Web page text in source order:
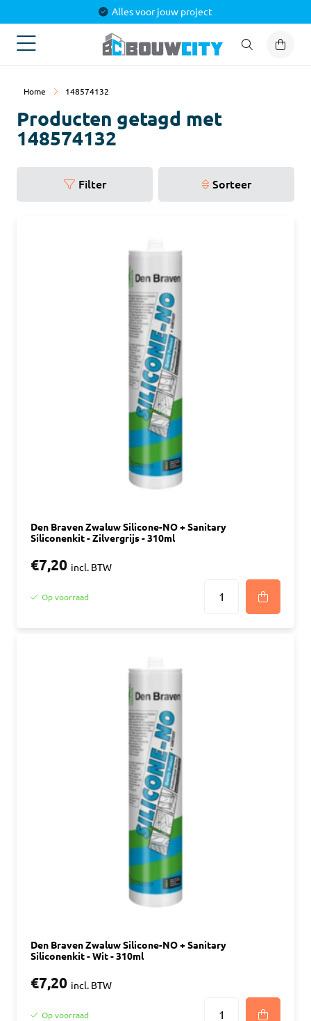
Alles voor jouw project
Home 148574132
Producten getagd met
148574132
Filter Sorteer
Den Braven Zwaluw Silicone-NO + Sanitary
Siliconenkit - Zilvergrijs - 310ml
€7,20 incl. BTW
Op voorraad
Den Braven Zwaluw Silicone-NO + Sanitary
Siliconenkit - Wit - 310ml
€7,20 incl. BTW
Op voorraad